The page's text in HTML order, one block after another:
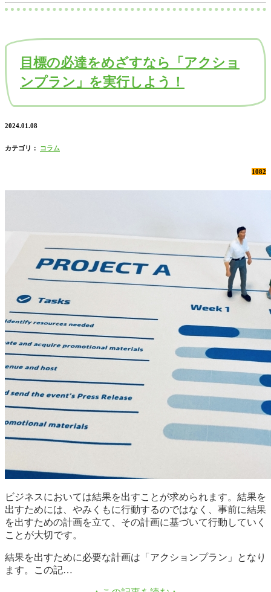
目標の必達をめざすなら「アクショ
ンプラン」を実行しよう！
2024.01.08
カテゴリ： コラム
1082
ビジネスにおいては結果を出すことが求められます。結果を
出すためには、やみくもに行動するのではなく、事前に結果
を出すための計画を立て、その計画に基づいて行動していく
ことが大切です。
結果を出すために必要な計画は「アクションプラン」となり
ます。この記…